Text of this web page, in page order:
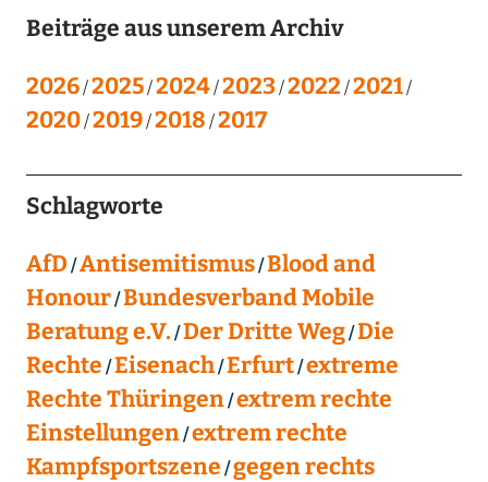
Beiträge aus unserem Archiv
2026 2025 2024 2023 2022 2021
2020 2019 2018 2017
Schlagworte
AfD Antisemitismus Blood and
Honour Bundesverband Mobile
Beratung e.V. Der Dritte Weg Die
Rechte Eisenach Erfurt extreme
Rechte Thüringen extrem rechte
Einstellungen extrem rechte
Kampfsportszene gegen rechts